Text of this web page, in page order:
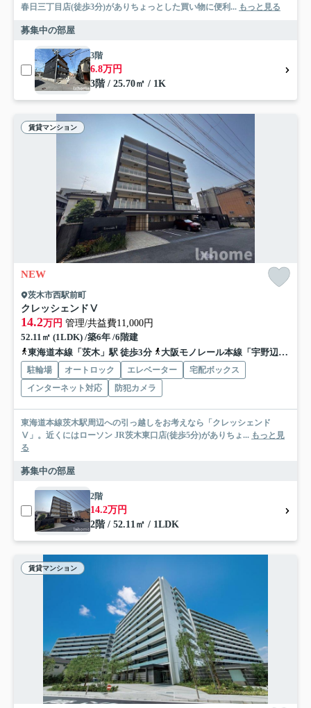
春日三丁目店(徒歩3分)がありちょっとした買い物に便利... もっと見る
募集中の部屋
3階
6.8万円
3階 / 25.70㎡ / 1K
賃貸マンション
NEW
茨木市西駅前町
クレッシェンドⅤ
14.2万円 管理/共益費11,000円
52.11㎡ (1LDK) /築6年 /6階建
東海道本線「茨木」駅 徒歩3分
大阪モノレール本線「宇野辺」駅 徒歩16分
駐輪場 オートロック エレベーター
宅配ボックス
インターネット対応
防犯カメラ
東海道本線茨木駅周辺への引っ越しをお考えなら「クレッシェンド
Ⅴ」。近くにはローソン JR茨木東口店(徒歩5分)がありちょ... もっと見
る
募集中の部屋
2階
14.2万円
2階 / 52.11㎡ / 1LDK
賃貸マンション